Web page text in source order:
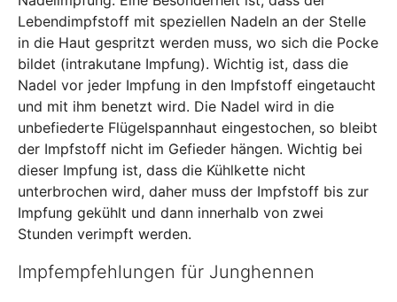
Lebendimpfstoff mit speziellen Nadeln an der Stelle
in die Haut gespritzt werden muss, wo sich die Pocke
bildet (intrakutane Impfung). Wichtig ist, dass die
Nadel vor jeder Impfung in den Impfstoff eingetaucht
und mit ihm benetzt wird. Die Nadel wird in die
unbefiederte Flügelspannhaut eingestochen, so bleibt
der Impfstoff nicht im Gefieder hängen. Wichtig bei
dieser Impfung ist, dass die Kühlkette nicht
unterbrochen wird, daher muss der Impfstoff bis zur
Impfung gekühlt und dann innerhalb von zwei
Stunden verimpft werden.
Impfempfehlungen für Junghennen